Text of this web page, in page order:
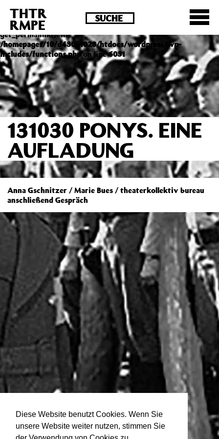
Diese Website benutzt Cookies. Wenn Sie
unsere Website weiter nutzen, stimmen Sie
Deprecated : Die Funktion post_permalink ist seit
Version 4.4.0 veraltet! Verwende stattdessen
get_permalink(). in
/homepages/10/d43051023/htdocs/wordpress/wp-
includes/functions.phpon line6031
THTR
RMPE
131030 PONYS. EINE
AUFLADUNG
Anna Gschnitzer / Marie Bues / theaterkollektiv bureau
anschließend Gespräch